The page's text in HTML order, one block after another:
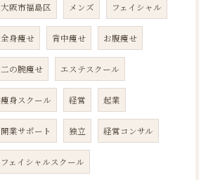
大阪市福島区 メンズ フェイシャル
全身痩せ 背中痩せ お腹痩せ
二の腕痩せ エステスクール
痩身スクール 経営 起業
開業サポート 独立 経営コンサル
フェイシャルスクール